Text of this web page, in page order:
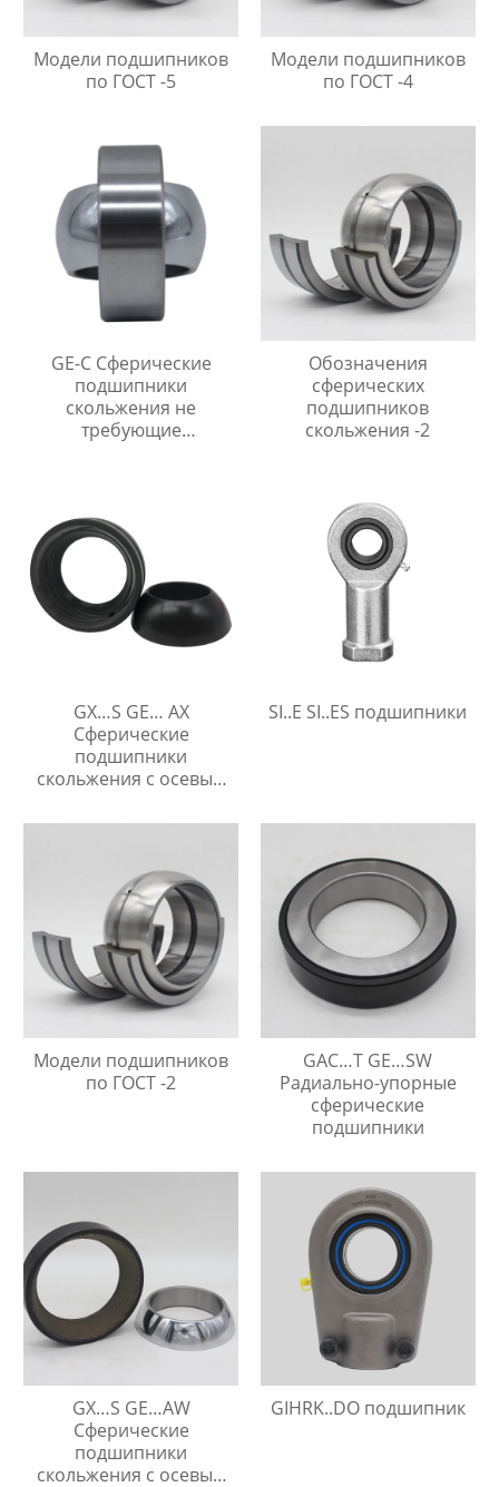
Модели подшипников
по ГОСТ -5
Модели подшипников
по ГОСТ -4
GE-C Сферические
подшипники
скольжения не
требующие
Обозначения
сферических
подшипников
скольжения -2
GX…S GE… AX
Сферические
подшипники
скольжения с осевым
SI..E SI..ES подшипники
Модели подшипников
по ГОСТ -2
GAC…T GE…SW
Радиально-упорные
сферические
подшипники
GX…S GE…AW
Сферические
подшипники
скольжения с осевым
GIHRK..DO подшипник